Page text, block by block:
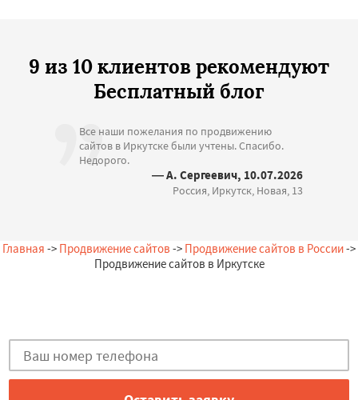
9 из 10 клиентов рекомендуют
Бесплатный блог
Все наши пожелания по продвижению
сайтов в Иркутске были учтены. Спасибо.
Недорого.
— А. Сергеевич, 10.07.2026
Россия, Иркутск, Новая, 13
Главная -> Продвижение сайтов -> Продвижение сайтов в России->
Продвижение сайтов в Иркутске